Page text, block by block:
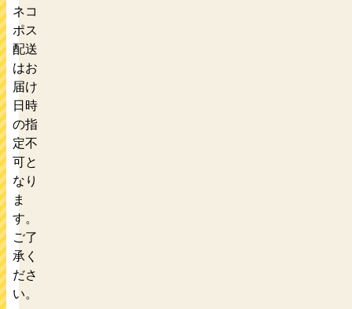
ネコ
ポス
配送
はお
届け
日時
の指
定不
可と
なり
ま
す。
ご了
承く
ださ
い。